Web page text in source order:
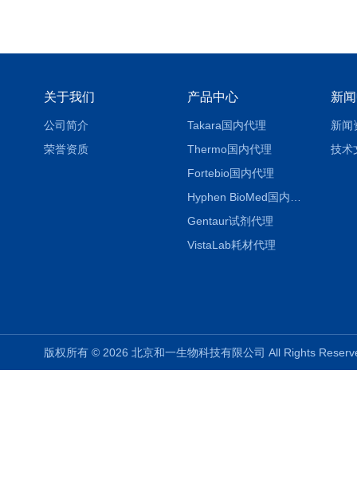
关于我们
公司简介
荣誉资质
产品中心
Takara国内代理
Thermo国内代理
Fortebio国内代理
Gentaur试剂代理
VistaLab耗材代理
新
新闻
技术
版权所有 © 2026 北京和一生物科技有限公司 All Rights